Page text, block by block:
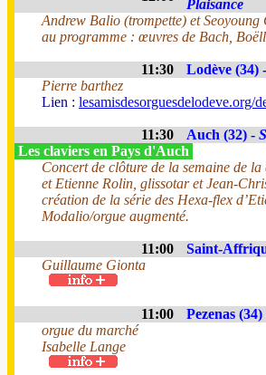
Plaisance
Andrew Balio (trompette) et Seoyoung
au programme : œuvres de Bach,
11:30 Lodève (34) -
Pierre barthez
Lien : lesamisdesorguesdelodeve.org/
11:30 Auch (32) -
Les claviers en Pays d'Auch
Concert de clôture de la semaine de
et Etienne Rolin, glissotar et Jean-
création de la série des Hexa-flex
Modalio/orgue augmenté.
11:00
Saint-
Guillaume Gionta
11:00 Pezenas (34)
orgue du marché
Isabelle Lange